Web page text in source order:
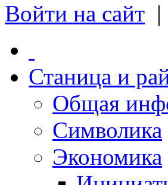
Войти на сайт |
Станица и
Общая
Символика
Экономика